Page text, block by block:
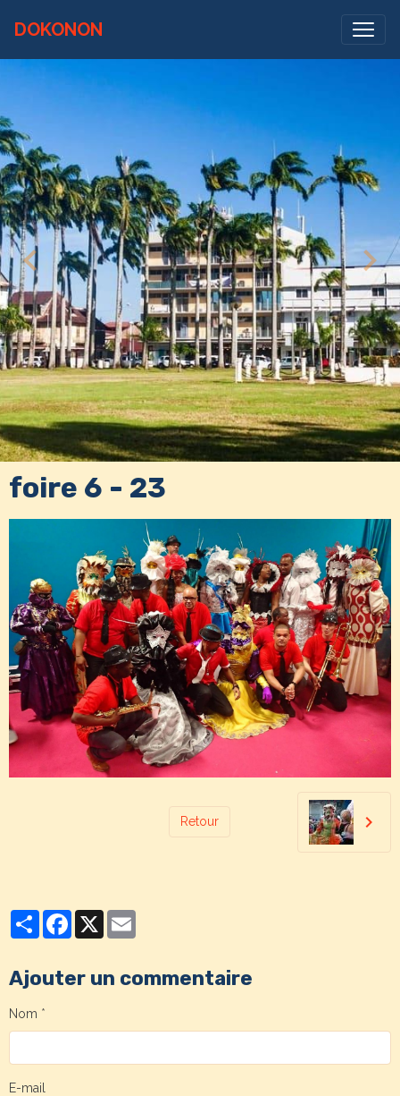
DOKONON
foire 6 - 23
Retour
PartagerFacebook
X
Ajouter un commentaire
Nom
E-mail